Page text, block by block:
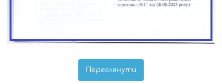
Переглянути